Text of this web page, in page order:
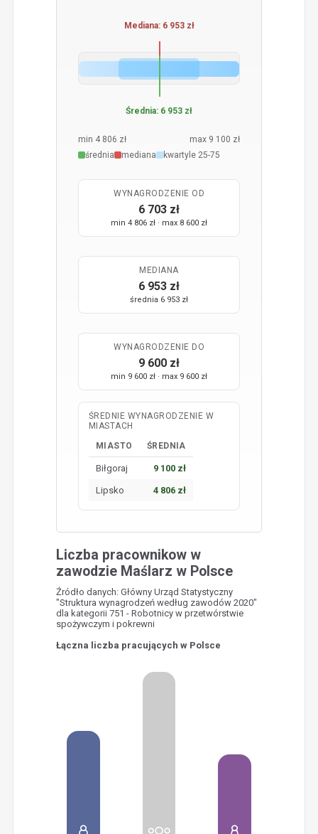
Mediana: 6 953 zł
Średnia: 6 953 zł
min 4 806 zł
max 9 100 zł
średnia
mediana kwartyle 25-75
WYNAGRODZENIE OD
6 703 zł
min 4 806 zł · max 8 600 zł
MEDIANA
6 953 zł
średnia 6 953 zł
WYNAGRODZENIE DO
9 600 zł
min 9 600 zł · max 9 600 zł
ŚREDNIE WYNAGRODZENIE W
MIASTACH
MIASTO
ŚREDNIA
Biłgoraj 9 100 zł
Lipsko 4 806 zł
Liczba pracownikow w
zawodzie Maślarz w Polsce
Źródło danych: Główny Urząd Statystyczny
"Struktura wynagrodzeń według zawodów 2020"
dla kategorii 751 - Robotnicy w przetwórstwie
spożywczym i pokrewni
Łączna liczba pracujących w Polsce